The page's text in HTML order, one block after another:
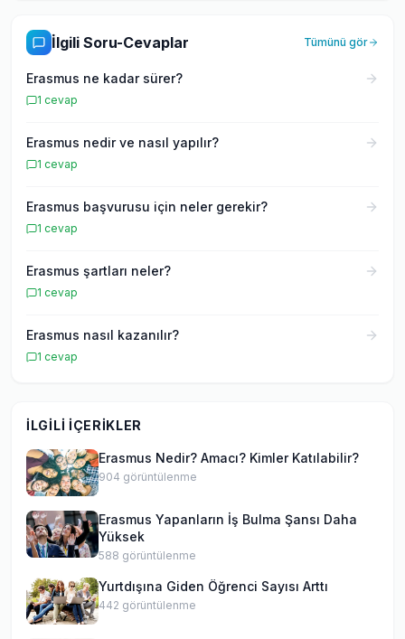
deneyimlerine kadar geniş bir yelpazede, binlerce
hazırlıyoruz. Amacımız, yurtdışında eğitim almak
isteyen her öğrencinin doğru bilgiye kolayca
İlgili Soru-Cevaplar Tümünü gör
Erasmus ne kadar sürer?
1 cevap
Erasmus nedir ve nasıl yapılır?
1 cevap
Erasmus başvurusu için neler gerekir?
1 cevap
Erasmus şartları neler?
1 cevap
Erasmus nasıl kazanılır?
1 cevap
İLGILI İÇERIKLER
Erasmus Nedir? Amacı? Kimler Katılabilir?
904 görüntülenme
Erasmus Yapanların İş Bulma Şansı Daha
Yüksek
588 görüntülenme
Yurtdışına Giden Öğrenci Sayısı Arttı
442 görüntülenme